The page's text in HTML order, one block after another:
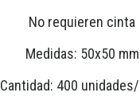
No requieren cinta
Medidas: 50x50 mm
Cantidad: 400